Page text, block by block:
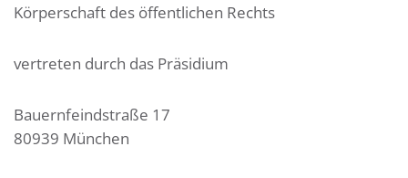
Körperschaft des öffentlichen Rechts
vertreten durch das Präsidium
Bauernfeindstraße 17
80939 München